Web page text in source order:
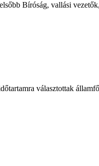
Bíróság, vallási
választottak